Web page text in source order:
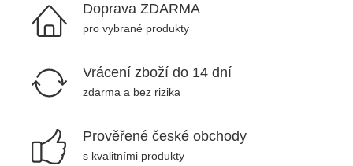
Doprava ZDARMA
pro vybrané produkty
Vrácení zboží do 14 dní
zdarma a bez rizika
Prověřené české obchody
s kvalitními produkty